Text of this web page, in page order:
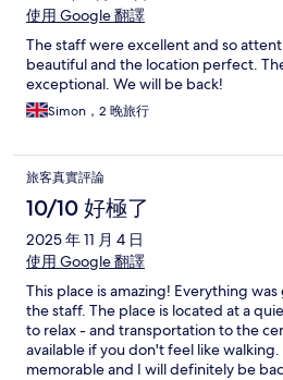
使用 Google 翻譯
The staff were excellent and so
beautiful and the location perfect.
exceptional. We will be back!
Simon，2 晚旅行
旅客真實評論
10/10 好極了
2025 年 11 月 4 日
使用 Google 翻譯
This place is amazing! Everything
the staff. The place is located at a
to relax - and transportation to the
available if you don't feel like
memorable and I will definitely be